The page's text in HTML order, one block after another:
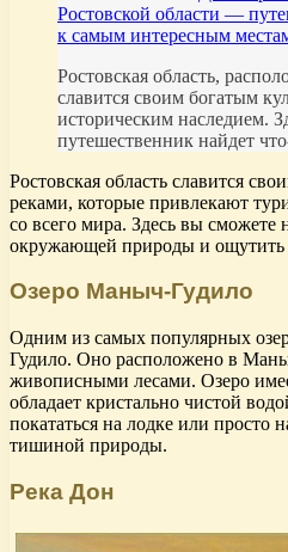
Ростовской области —
к самым интересным
Ростовская область,
славится своим богатым
историческим наследием.
путешественник найдет
Ростовская область славится
реками, которые привлекают
со всего мира. Здесь вы сможете
окружающей природы и
Озеро Маныч-Гудило
Одним из самых популярных
Гудило. Оно расположено в
живописными лесами. Озеро
обладает кристально чистой
покататься на лодке или просто
тишиной природы.
Река Дон